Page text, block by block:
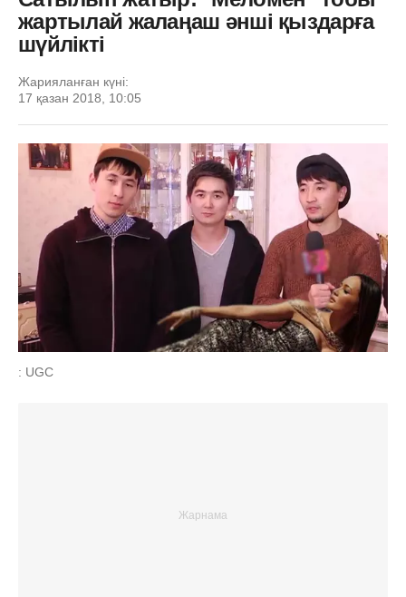
жартылай жалаңаш әнші қыздарға
шүйлікті
Жарияланған күні:
17 қазан 2018, 10:05
: UGC